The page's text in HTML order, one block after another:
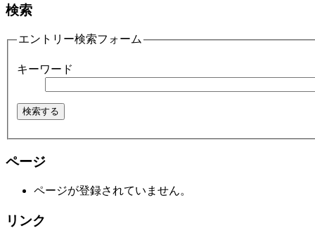
検索
エントリー検索フォーム
キーワード
ページ
ページが登録されていません。
リンク